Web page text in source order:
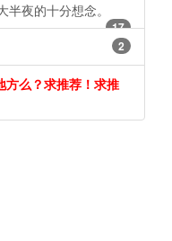
半夜的十分想念。
17
2
方么？求推荐！求推